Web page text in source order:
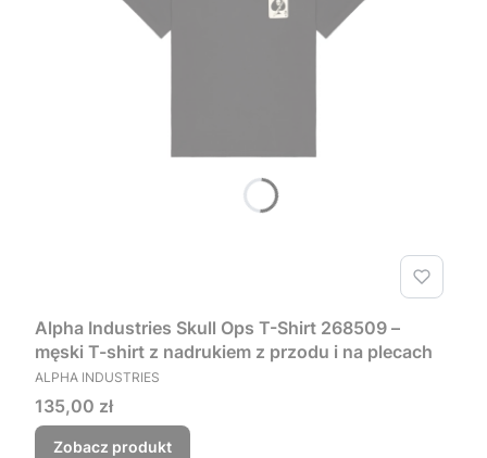
Alpha Industries Skull Ops T-Shirt 268509 –
męski T-shirt z nadrukiem z przodu i na plecach
PRODUCENT
ALPHA INDUSTRIES
Cena
135,00 zł
Zobacz produkt